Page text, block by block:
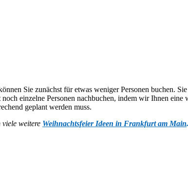
Sie zunächst für etwas weniger Personen buchen.
einzelne Personen nachbuchen, indem wir Ihnen eine
geplant werden muss.
viele weitere Weihnachtsfeier Ideen in Frankfurt am Main.